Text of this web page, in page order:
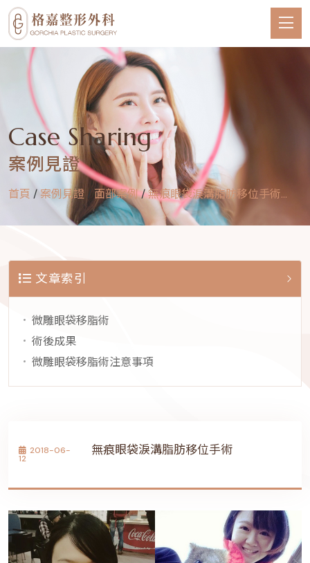
Case Sharing
案例見證
首頁 /案例見證/ 面部案例/無痕眼袋淚溝脂肪移位手術...
文章索引
微雕眼袋移脂術
術後成果
微雕眼袋移脂術注意事項
2018-06-
12
無痕眼袋淚溝脂肪移位手術